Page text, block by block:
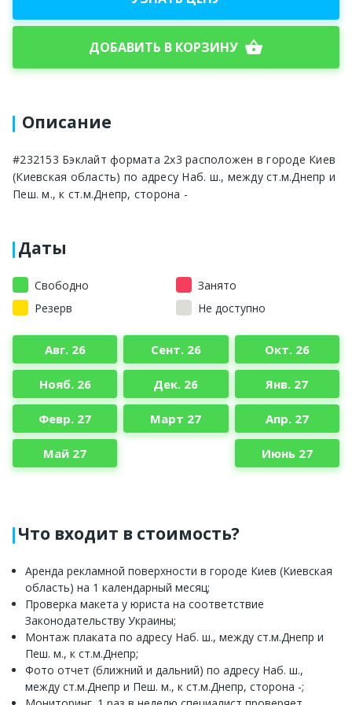
ДОБАВИТЬ В КОРЗИНУ shopping_basket
Описание
#232153 Бэклайт формата 2x3 расположен в городе Киев
(Киевская область) по адресу Наб. ш., между ст.м.Днепр и
Пеш. м., к ст.м.Днепр, сторона -
Даты
Свободно
Занято
Резерв
Не доступно
Авг. 26 Сент. 26 Окт. 26
Нояб. 26 Дек. 26 Янв. 27
Февр. 27 Март 27 Апр. 27
Май 27 Июнь 27
Что входит в стоимость?
Аренда рекламной поверхности в городе Киев (Киевская
область) на 1 календарный месяц;
Проверка макета у юриста на соответствие
Законодательству Украины;
Монтаж плаката по адресу Наб. ш., между ст.м.Днепр и
Пеш. м., к ст.м.Днепр;
Фото отчет (ближний и дальний) по адресу Наб. ш.,
между ст.м.Днепр и Пеш. м., к ст.м.Днепр, сторона -;